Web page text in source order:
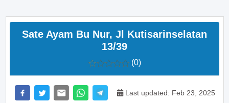
Sate Ayam Bu Nur, Jl Kutisarinselatan
13/39
(0)
Last updated: Feb 23, 2025